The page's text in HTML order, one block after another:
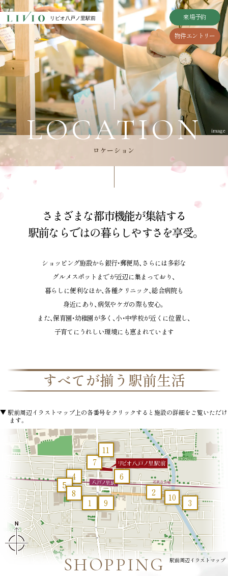
リビオ八戸ノ里駅前 来場予約
物件エントリー
リビオ八戸ノ里駅前 来場予約
物件エントリー
TOP
トップ
ACCESS
アクセス
ロケーション
ZEH-M / Low carbon
ZEH-M/低炭素
DESIGN
デザイン
PLAN
間取り
VIEW
眺望
NEW MANSION LIFE
マンションライフ
QUALITY
モデルルーム
限定サイトにて公開中
ブランド
現地・マンションギャラリー案内
OUTLINE
物件概要
物件エントリーなど
エントリー者様限定ページ
ご来場者様限定ページ
INFORMATION
2026.04.03
「間取り」ページを更新しました。
リビオ八戸ノ里駅前 CLOSE
物件エントリーはこちら
本物件の資料等をお届けいたします。
LOCATION
ロケーション
image
さまざまな都市機能が集結する
駅前ならではの暮らしやすさを享受。
ショッピング施設から銀行・郵便局、さらには多彩な
グルメスポットまでが近辺に集まっており、
暮らしに便利なほか、各種クリニック、総合病院も
身近にあり、病気やケガの際も安心。
また、保育園・幼稚園が多く、小・中学校が近くに位置し、
子育てにうれしい環境にも恵まれています
すべてが揃う駅前生活
▼ 駅前周辺イラストマップ上の各番号をクリックすると施設の詳細をご覧いただけ
ます。
1
2
3
4
5
6
7
8
9
10
11
駅前周辺イラストマップ
SHOPPING